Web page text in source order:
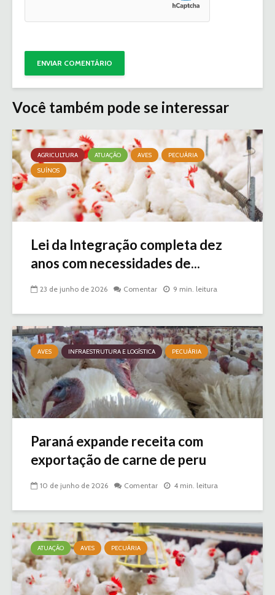
Você também pode se interessar
AGRICULTURA ATUAÇÃO AVES
PECUÁRIA
SUÍNOS
Lei da Integração completa dez
anos com necessidades de...
23 de junho de 2026 Comentar 9 min. leitura
AVES INFRAESTRUTURA E LOGÍSTICA PECUÁRIA
Paraná expande receita com
exportação de carne de peru
10 de junho de 2026 Comentar 4 min. leitura
ATUAÇÃO AVES PECUÁRIA